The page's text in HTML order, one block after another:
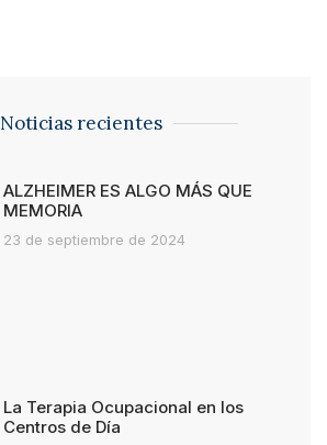
Noticias recientes
ALZHEIMER ES ALGO MÁS QUE
MEMORIA
23 de septiembre de 2024
La Terapia Ocupacional en los
Centros de Día